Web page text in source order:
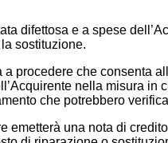
difettosa e a spese
sostituzione.
procedere che consenta
nella misura in
che potrebbero
una nota di